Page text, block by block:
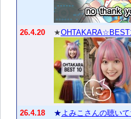
26.4.20 ★
26.4.18 ★よみこさんの聴い